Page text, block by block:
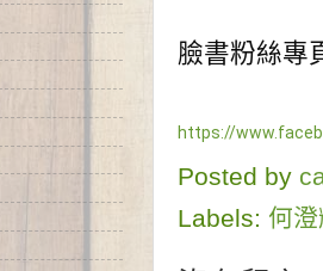
臉書粉絲專
https://
Posted by
Labels: 何